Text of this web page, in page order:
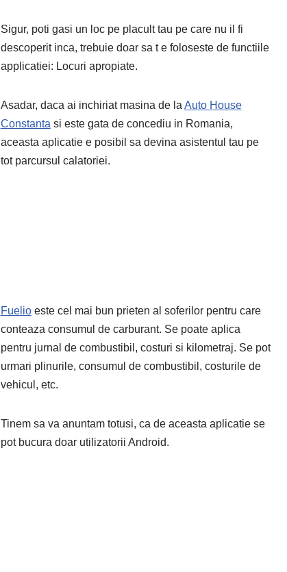
Sigur, poti gasi un loc pe placult tau pe care nu il fi
descoperit inca, trebuie doar sa t e foloseste de functiile
applicatiei: Locuri apropiate.
Asadar, daca ai inchiriat masina de la Auto House
Constanta si este gata de concediu in Romania,
aceasta aplicatie e posibil sa devina asistentul tau pe
tot parcursul calatoriei.
Fuelioeste cel mai bun prieten al soferilor pentru care
conteaza consumul de carburant. Se poate aplica
pentru jurnal de combustibil, costuri si kilometraj. Se pot
urmari plinurile, consumul de combustibil, costurile de
vehicul, etc.
Tinem sa va anuntam totusi, ca de aceasta aplicatie se
pot bucura doar utilizatorii Android.